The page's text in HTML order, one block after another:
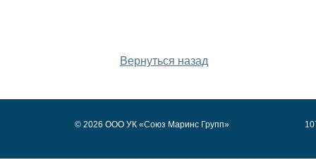
Вернуться назад
© 2026 ООО УК «Союз Маринс Групп»